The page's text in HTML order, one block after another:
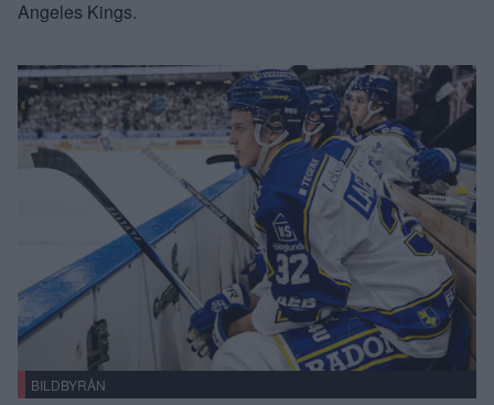
Angeles Kings.
BILDBYRÅN